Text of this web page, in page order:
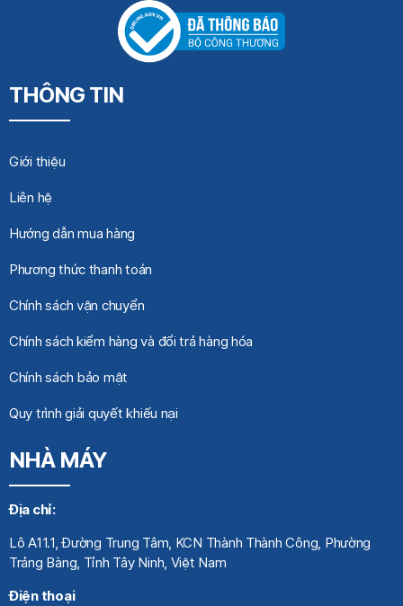
THÔNG TIN
Giới thiệu
Liên hệ
Hướng dẫn mua hàng
Phương thức thanh toán
Chính sách vận chuyển
Chính sách kiểm hàng và đổi trả hàng hóa
Chính sách bảo mật
Quy trình giải quyết khiếu nại
NHÀ MÁY
Địa chỉ:
Lô A11.1, Đường Trung Tâm, KCN Thành Thành Công, Phường
Trảng Bàng, Tỉnh Tây Ninh, Việt Nam
Điện thoại